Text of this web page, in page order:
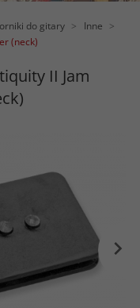
do gitary
Inne
(neck)
II Jam